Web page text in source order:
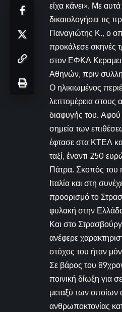
είχα κάνει». Με
δικαιολογήσει τις
Παναγιώτης Κ., ο
προκάλεσε σκηνές
στον ΕΦΚΑ
Αθηνών, πριν
Ο ηλικιωμένος
λεπτομέρεια στους
διαφυγής του.
σημεία των
έφτασε στα ΚΤΕΛ
ταξί, έναντι 250
Πάτρα. Σκοπός του
Ιταλία και στη
προορισμό το
φυλακή στην
Και στο
ανέφερε
στόχος του ήταν
Σε βάρος του
ποινική δίωξη για
μεταξύ των οποίων
ανθρωποκτονίας